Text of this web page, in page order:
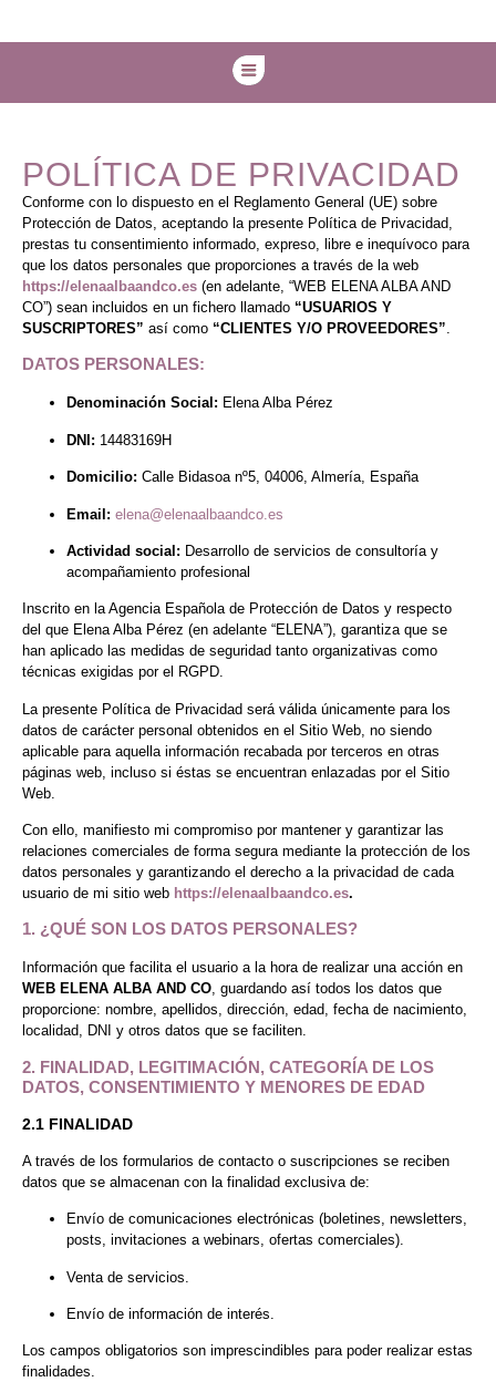
POLÍTICA DE PRIVACIDAD
Conforme con lo dispuesto en el Reglamento General (UE) sobre
Protección de Datos, aceptando la presente Política de Privacidad,
prestas tu consentimiento informado, expreso, libre e inequívoco para
que los datos personales que proporciones a través de la web
https://elenaalbaandco.es (en adelante, “WEB ELENA ALBA AND
CO”) sean incluidos en un fichero llamado “USUARIOS Y
SUSCRIPTORES” así como “CLIENTES Y/O PROVEEDORES”
DATOS PERSONALES:
Denominación Social: Elena Alba Pérez
DNI: 14483169H
Domicilio: Calle Bidasoa nº5, 04006, Almería, España
Email: elena@elenaalbaandco.es
Actividad social: Desarrollo de servicios de consultoría y
acompañamiento profesional
Inscrito en la Agencia Española de Protección de Datos y respecto
del que Elena Alba Pérez (en adelante “ELENA”), garantiza que se
han aplicado las medidas de seguridad tanto organizativas como
técnicas exigidas por el RGPD.
La presente Política de Privacidad será válida únicamente para los
datos de carácter personal obtenidos en el Sitio Web, no siendo
aplicable para aquella información recabada por terceros en otras
páginas web, incluso si éstas se encuentran enlazadas por el Sitio
Web.
Con ello, manifiesto mi compromiso por mantener y garantizar las
relaciones comerciales de forma segura mediante la protección de los
datos personales y garantizando el derecho a la privacidad de cada
usuario de mi sitio web https://elenaalbaandco.es.
1. ¿QUÉ SON LOS DATOS PERSONALES?
Información que facilita el usuario a la hora de realizar una acción en
WEB ELENA ALBA AND CO, guardando así todos los datos que
proporcione: nombre, apellidos, dirección, edad, fecha de nacimiento,
localidad, DNI y otros datos que se faciliten.
2. FINALIDAD, LEGITIMACIÓN, CATEGORÍA DE LOS
DATOS, CONSENTIMIENTO Y MENORES DE EDAD
2.1 FINALIDAD
A través de los formularios de contacto o suscripciones se reciben
datos que se almacenan con la finalidad exclusiva de:
Envío de comunicaciones electrónicas (boletines, newsletters,
posts, invitaciones a webinars, ofertas comerciales).
Venta de servicios.
Envío de información de interés.
Los campos obligatorios son imprescindibles para poder realizar estas
finalidades.